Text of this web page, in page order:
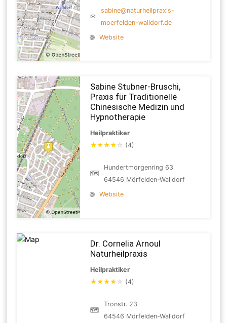
✉
sabine@naturheilpraxis-
moerfelden-walldorf.de
🌐
Website
Sabine Stubner-Bruschi,
Praxis für Traditionelle
Chinesische Medizin und
Hypnotherapie
Heilpraktiker
★★★★ ☆ (4)
🗺
Hundertmorgenring 63
64546 Mörfelden-Walldorf
🌐
Website
Dr. Cornelia Arnoul
Naturheilpraxis
Heilpraktiker
★★★★ ☆ (4)
🗺
Tronstr. 23
64546 Mörfelden-Walldorf